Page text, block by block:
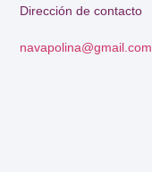
Dirección de contacto
navapolina@gmail.com